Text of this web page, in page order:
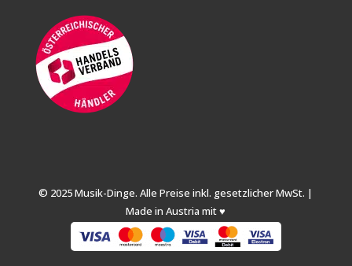
© 2025 Musik-Dinge. Alle Preise inkl. gesetzlicher MwSt. |
Made in Austria mit ♥